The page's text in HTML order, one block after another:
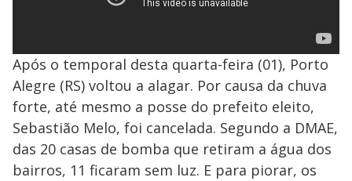
Após o temporal desta quarta-feira (01), Porto
Alegre (RS) voltou a alagar. Por causa da chuva
forte, até mesmo a posse do prefeito eleito,
Sebastião Melo, foi cancelada. Segundo a DMAE,
das 20 casas de bomba que retiram a água dos
bairros, 11 ficaram sem luz. E para piorar, os